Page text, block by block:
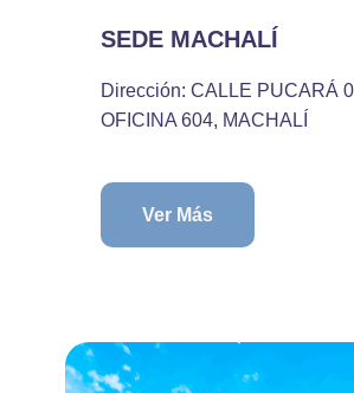
SEDE MACHALÍ
Dirección: CALLE PUCARÁ
OFICINA 604, MACHALÍ
Ver Más